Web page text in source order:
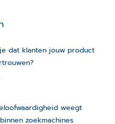
dat klanten jouw product
weegt
zoekmachines